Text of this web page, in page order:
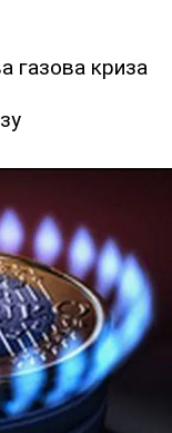
газова криза